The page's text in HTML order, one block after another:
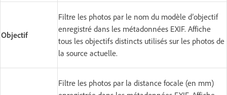
Objectif
Filtre les photos par le nom du modèle d’objectif
enregistré dans les métadonnées EXIF. Affiche
tous les objectifs distincts utilisés sur les photos de
la source actuelle.
Filtre les photos par la distance focale (en mm)